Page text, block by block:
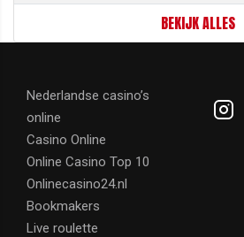
BEKIJK ALLES
Nederlandse casino’s
online
Casino Online
Online Casino Top 10
Onlinecasino24.nl
Bookmakers
Live roulette